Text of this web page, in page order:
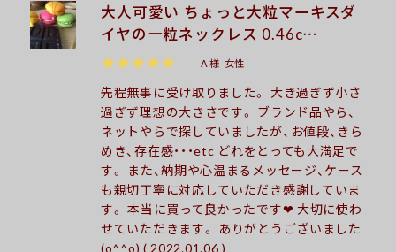
大人可愛い ちょっと大粒マーキスダ
イヤの一粒ネックレス 0.46c…
★★★★★
A 様 女性
先程無事に受け取りました。 大き過ぎず小さ
過ぎず理想の大きさです。 ブランド品やら、
ネットやらで探していましたが、お値段、きら
めき、存在感・・・etc どれをとっても大満足で
す。 また、納期や心温まるメッセージ、ケース
も親切丁寧に対応していただき感謝していま
す。 本当に買って良かったです❤︎ 大切に使わ
せていただきます。 ありがとうございました
(o^^o) ( 2022.01.06 )